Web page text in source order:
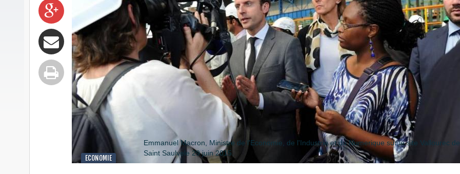
ECONOMIE
Emmanuel Macron, Ministre de l'Economie, de l'Industrie et du Numerique sur le site Vallourec de
Saint Saulvele 29 juin 2015.